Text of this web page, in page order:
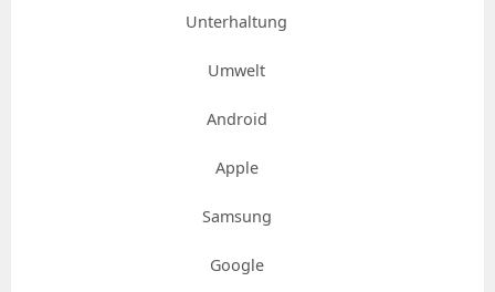
Unterhaltung
Umwelt
Android
Apple
Samsung
Google